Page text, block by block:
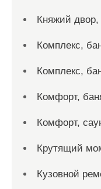
Княжий двор,
Комплекс,
Комплекс,
Комфорт,
Комфорт,
Крутящий
Кузовной